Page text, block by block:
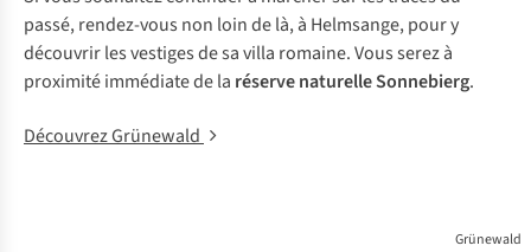
passé, rendez-vous non loin de là, à Helmsange, pour y
découvrir les vestiges de sa villa romaine. Vous serez à
proximité immédiate de la réserve naturelle Sonnebierg.
Découvrez Grünewald
Grünewald